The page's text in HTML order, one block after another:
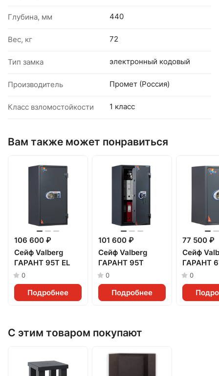
Глубина, мм 440
Вес, кг 72
Тип замка электронный кодовый
Производитель Промет (Россия)
Класс взломостойкости 1 класс
Вам также может понравиться
106 600 ₽
Сейф Valberg
ГАРАНТ 95T EL
0
Подробнее
101 600 ₽
Сейф Valberg
ГАРАНТ 95T
0
Подробнее
77 500 ₽
Сейф
ГАРАНТ
0
С этим товаром покупают